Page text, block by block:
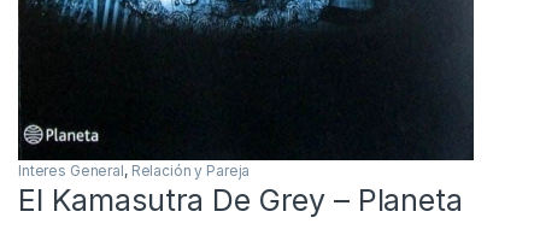
Interes General, Relación y Pareja
El Kamasutra De Grey – Planeta